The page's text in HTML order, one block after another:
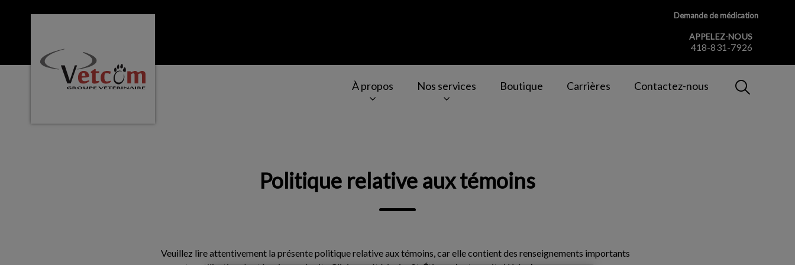
Demande de médication
Page d'accueil de Clinique vétérinaire St-Etienne
APPELEZ-NOUS
418-831-7926
À propos Nos services Boutique Carrières Contactez-nous
Politique relative aux témoins
Veuillez lire attentivement la présente politique relative aux témoins, car elle contient des renseignements importants